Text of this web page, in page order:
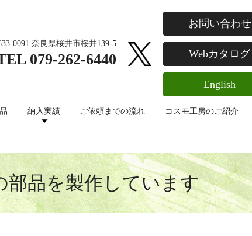
納入実績 ご依頼までの流れ コスモ工房のご紹介
0091 奈良県桜井市桜井139-5
079-262-6440
お問い合わせ
Webカタログ
English
部品を製作しています